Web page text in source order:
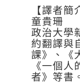
【譯者簡
童貴珊
政治大學
約翻譯與
課》、《
《一個
者》等書